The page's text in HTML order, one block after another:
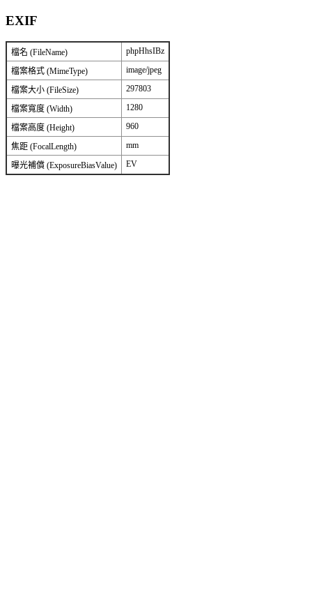
EXIF
檔名 (FileName) phpHhsIBz
檔案格式 (MimeType) image/jpeg
檔案大小 (FileSize) 297803
檔案寬度 (Width) 1280
檔案高度 (Height) 960
焦距 (FocalLength) mm
曝光補償 (ExposureBiasValue) EV